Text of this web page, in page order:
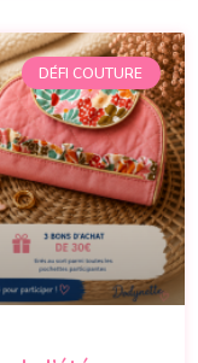
DÉFI COUTURE